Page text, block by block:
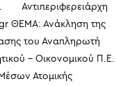
Αντιπεριφερειάρχη
ΘΕΜΑ: Ανάκληση της
του Αναπληρωτή
– Οικονομικού Π.Ε.
Ατομικής